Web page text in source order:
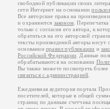
свободной публикации своих
сети Интернет на основании
Все авторские права на
и охраняются законом .
только с согласия его автора, к
обратиться на его авторской
тексты произведений авторы несут
основанииправил публикации и
Российской Федерации . Данные
обрабатываются на основании
Вы также можете посмотреть
связаться с администрацией
Ежедневная аудитория портала
посетителей, которые в общей
страниц по данным счетчика